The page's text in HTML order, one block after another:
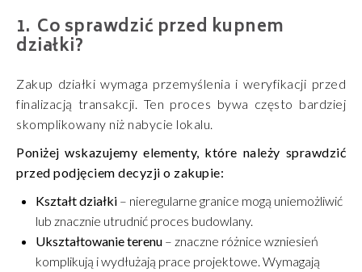
Co sprawdzić przed kupnem
działki?
Zakup działki wymaga przemyślenia i weryfikacji przed
finalizacją transakcji. Ten proces bywa często bardziej
skomplikowany niż nabycie lokalu.
Poniżej wskazujemy elementy, które należy sprawdzić
przed podjęciem decyzji o zakupie:
Kształt działki – nieregularne granice mogą uniemożliwić
lub znacznie utrudnić proces budowlany.
Ukształtowanie terenu – znaczne różnice wzniesień
komplikują i wydłużają prace projektowe. Wymagają